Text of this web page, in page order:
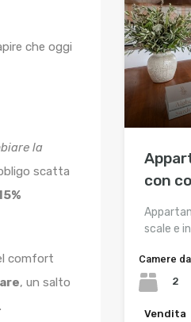
che oggi
la
scatta
comfort
, un salto
con
scale e
Camere
2
Vendita